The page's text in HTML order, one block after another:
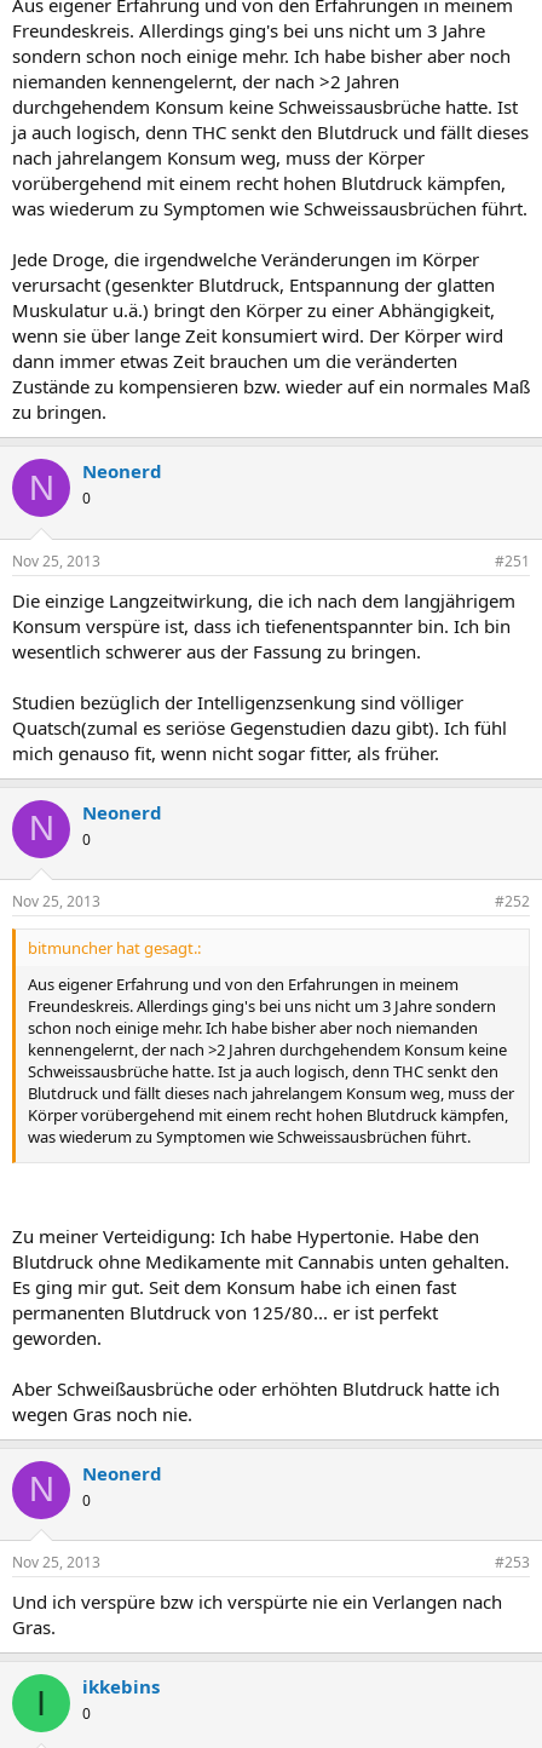
Aus eigener Erfahrung und von den Erfahrungen in meinem
Freundeskreis. Allerdings ging's bei uns nicht um 3 Jahre
sondern schon noch einige mehr. Ich habe bisher aber noch
niemanden kennengelernt, der nach >2 Jahren
durchgehendem Konsum keine Schweissausbrüche hatte. Ist
ja auch logisch, denn THC senkt den Blutdruck und fällt dieses
nach jahrelangem Konsum weg, muss der Körper
vorübergehend mit einem recht hohen Blutdruck kämpfen,
was wiederum zu Symptomen wie Schweissausbrüchen führt.
Jede Droge, die irgendwelche Veränderungen im Körper
verursacht (gesenkter Blutdruck, Entspannung der glatten
Muskulatur u.ä.) bringt den Körper zu einer Abhängigkeit,
wenn sie über lange Zeit konsumiert wird. Der Körper wird
dann immer etwas Zeit brauchen um die veränderten
Zustände zu kompensieren bzw. wieder auf ein normales Maß
zu bringen.
N Neonerd
0
Nov 25, 2013 #251
Die einzige Langzeitwirkung, die ich nach dem langjährigem
Konsum verspüre ist, dass ich tiefenentspannter bin. Ich bin
wesentlich schwerer aus der Fassung zu bringen.
Studien bezüglich der Intelligenzsenkung sind völliger
Quatsch(zumal es seriöse Gegenstudien dazu gibt). Ich fühl
mich genauso fit, wenn nicht sogar fitter, als früher.
N Neonerd
0
Nov 25, 2013 #252
bitmuncher hat gesagt.:
Aus eigener Erfahrung und von den Erfahrungen in meinem
Freundeskreis. Allerdings ging's bei uns nicht um 3 Jahre sondern
schon noch einige mehr. Ich habe bisher aber noch niemanden
kennengelernt, der nach >2 Jahren durchgehendem Konsum keine
Schweissausbrüche hatte. Ist ja auch logisch, denn THC senkt den
Blutdruck und fällt dieses nach jahrelangem Konsum weg, muss der
Körper vorübergehend mit einem recht hohen Blutdruck kämpfen,
was wiederum zu Symptomen wie Schweissausbrüchen führt.
konsumiert wird. Der Körper wird dann immer etwas Zeit brauchen
um die veränderten Zustände zu kompensieren bzw. wieder auf ein
normales Maß zu bringen.
Zu meiner Verteidigung: Ich habe Hypertonie. Habe den
Blutdruck ohne Medikamente mit Cannabis unten gehalten.
Es ging mir gut. Seit dem Konsum habe ich einen fast
permanenten Blutdruck von 125/80... er ist perfekt
geworden.
Aber Schweißausbrüche oder erhöhten Blutdruck hatte ich
wegen Gras noch nie.
N Neonerd
0
Nov 25, 2013 #253
Und ich verspüre bzw ich verspürte nie ein Verlangen nach
Gras.
I ikkebins
0